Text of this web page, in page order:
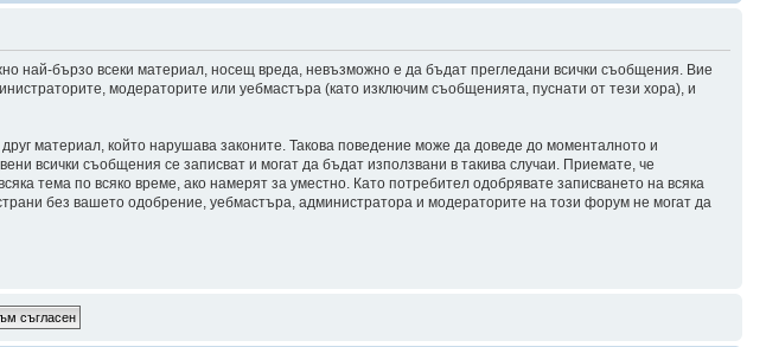
най-бързо всеки материал, носещ вреда, невъзможно е да бъдат прегледани всички съобщения. Вие
модераторите или уебмастъра (като изключим съобщенията, пуснати от тези хора), и
материал, който нарушава законите. Такова поведение може да доведе до моменталното и
всички съобщения се записват и могат да бъдат използвани в такива случаи. Приемате, че
тема по всяко време, ако намерят за уместно. Като потребител одобрявате записването на всяка
без вашето одобрение, уебмастъра, администратора и модераторите на този форум не могат да